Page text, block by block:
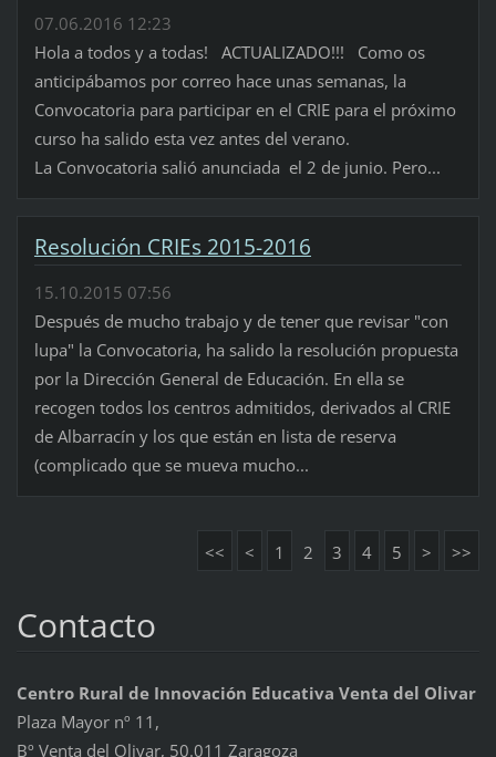
07.06.2016 12:23
Hola a todos y a todas! ACTUALIZADO!!! Como os
anticipábamos por correo hace unas semanas, la
Convocatoria para participar en el CRIE para el próximo
curso ha salido esta vez antes del verano.
La Convocatoria salió anunciada el 2 de junio. Pero...
Resolución CRIEs 2015-2016
15.10.2015 07:56
Después de mucho trabajo y de tener que revisar "con
lupa" la Convocatoria, ha salido la resolución propuesta
por la Dirección General de Educación. En ella se
recogen todos los centros admitidos, derivados al CRIE
de Albarracín y los que están en lista de reserva
(complicado que se mueva mucho...
<< < 1 2 3 4 5 > >>
Contacto
Centro Rural de Innovación Educativa Venta del Olivar
Plaza Mayor nº 11,
Bº Venta del Olivar, 50.011 Zaragoza